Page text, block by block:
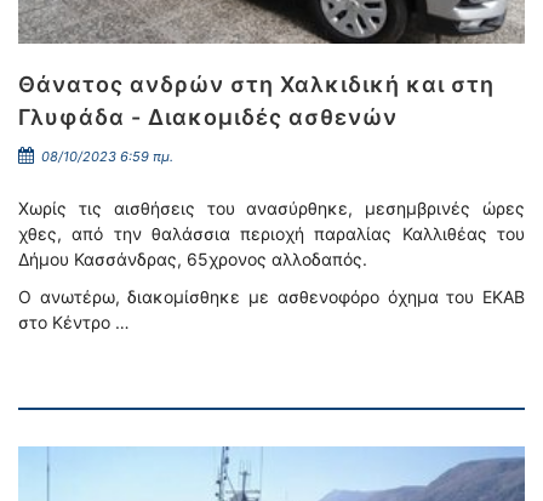
Θάνατος ανδρών στη Χαλκιδική και στη
Γλυφάδα - Διακομιδές ασθενών
08/10/2023 6:59 πμ.
Χωρίς τις αισθήσεις του ανασύρθηκε, μεσημβρινές ώρες
χθες, από την θαλάσσια περιοχή παραλίας Καλλιθέας του
Δήμου Κασσάνδρας, 65χρονος αλλοδαπός.
Ο ανωτέρω, διακομίσθηκε με ασθενοφόρο όχημα του ΕΚΑΒ
στο Κέντρο …